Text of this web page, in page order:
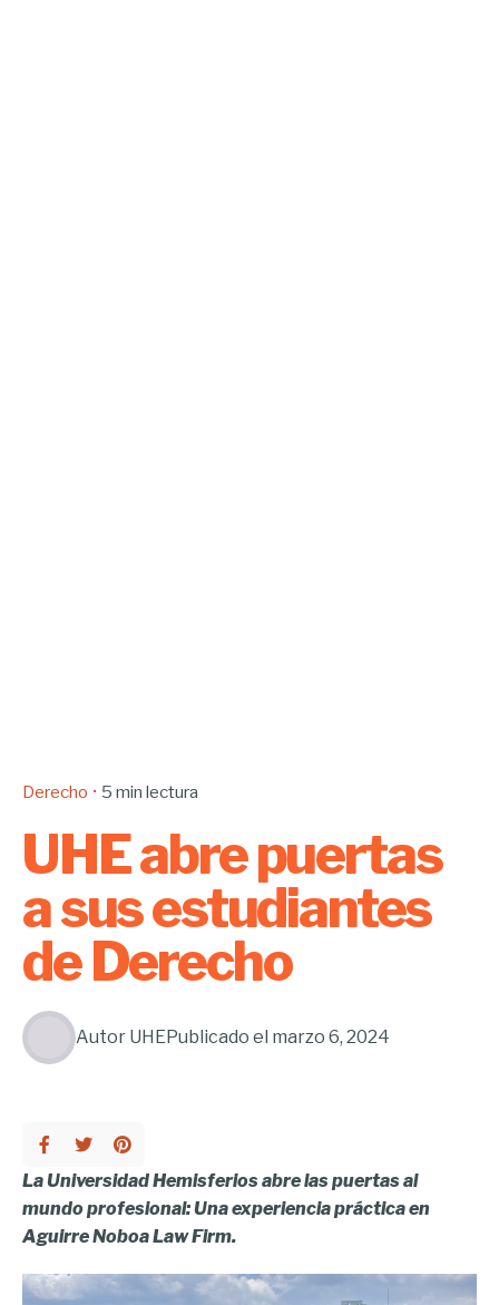
Derecho 5 min lectura
UHE abre puertas
a sus estudiantes
de Derecho
Autor UHEPublicado el marzo 6, 2024
La Universidad Hemisferios abre las puertas al
mundo profesional: Una experiencia práctica en
Aguirre Noboa Law Firm.